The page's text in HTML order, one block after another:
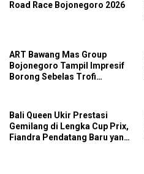
Road Race Bojonegoro 2026
ART Bawang Mas Group
Bojonegoro Tampil Impresif
Borong Sebelas Trofi
Bali Queen Ukir Prestasi
Gemilang di Lengka Cup Prix,
Fiandra Pendatang Baru yang